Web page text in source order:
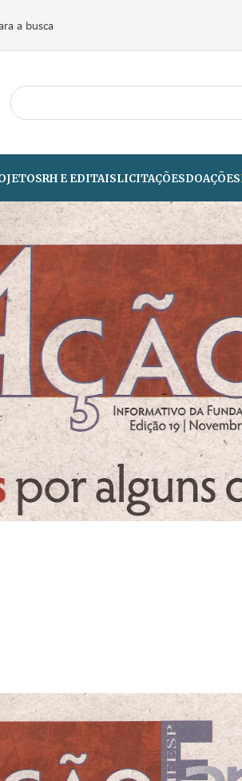
a busca
RH E EDITAISLICITAÇÕESDOAÇÕES